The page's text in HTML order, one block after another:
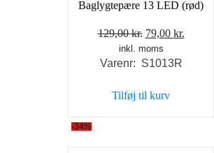
Baglygtepære 13 LED (rød)
129,00kr. Den
oprindelige
pris
129,00 kr..
79,00 kr.
inkl. moms
Varenr: S1013R
Tilføj til kurv
-34%